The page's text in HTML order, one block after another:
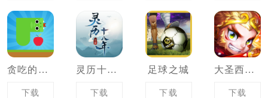
贪吃的小蛇
下载
灵历十八年
下载
足球之城
下载
大圣西行记
下载